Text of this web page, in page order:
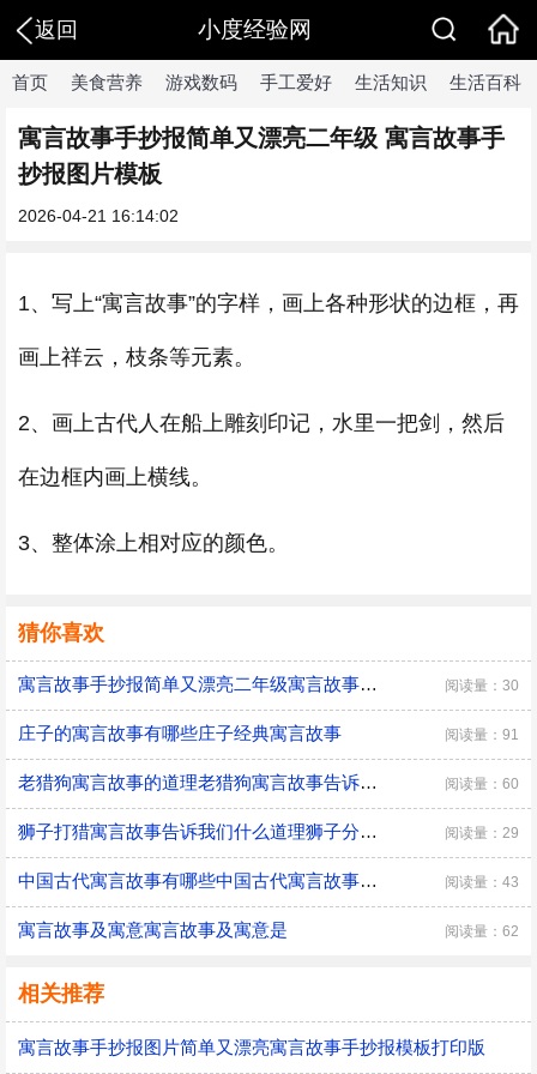
返回 小度经验网
首页 美食营养 游戏数码 手工爱好 生活知识 生活百科
寓言故事手抄报简单又漂亮二年级 寓言故事手
抄报图片模板
2026-04-21 16:14:02
1、写上“寓言故事”的字样，画上各种形状的边框，再
画上祥云，枝条等元素。
2、画上古代人在船上雕刻印记，水里一把剑，然后
在边框内画上横线。
3、整体涂上相对应的颜色。
猜你喜欢
寓言故事手抄报简单又漂亮二年级寓言故事手抄报图片模板 阅读量：30
庄子的寓言故事有哪些庄子经典寓言故事 阅读量：91
老猎狗寓言故事的道理老猎狗寓言故事告诉我们什么道理 阅读量：60
狮子打猎寓言故事告诉我们什么道理狮子分猎物的寓言故事 阅读量：29
中国古代寓言故事有哪些中国古代寓言故事有哪些故事 阅读量：43
寓言故事及寓意寓言故事及寓意是 阅读量：62
相关推荐
寓言故事手抄报图片简单又漂亮寓言故事手抄报模板打印版